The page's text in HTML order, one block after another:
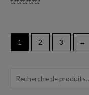
1 2 3 →